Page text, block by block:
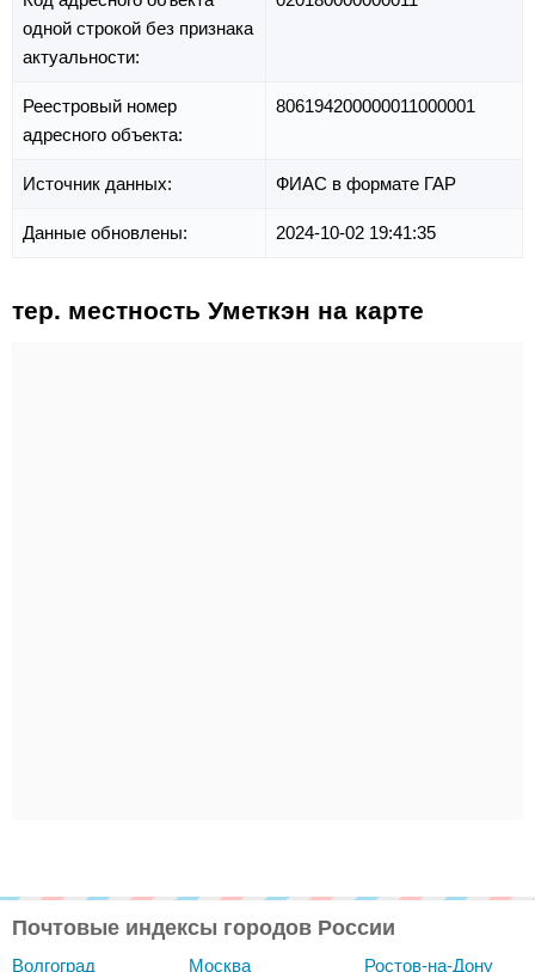
одной строкой без признака
актуальности:
Реестровый номер
адресного объекта:
806194200000011000001
Источник данных: ФИАС в формате ГАР
Данные обновлены: 2024-10-02 19:41:35
тер. местность Уметкэн на карте
Почтовые индексы городов России
Волгоград Москва Ростов-на-Дону